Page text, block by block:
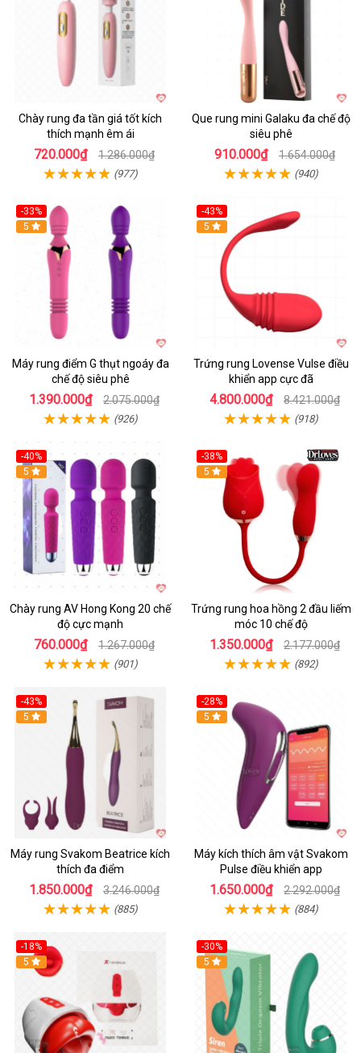
Chày rung đa tần giá tốt kích
thích mạnh êm ái
720.000₫ 1.286.000₫
(977)
Que rung mini Galaku đa chế độ
siêu phê
910.000₫ 1.654.000₫
(940)
-33%
Hot
5
Máy rung điểm G thụt ngoáy đa
chế độ siêu phê
1.390.000₫ 2.075.000₫
(926)
-43%
Hot
5
Trứng rung Lovense Vulse điều
khiển app cực đã
4.800.000₫ 8.421.000₫
(918)
-40%
5
Chày rung AV Hong Kong 20 chế
độ cực mạnh
760.000₫ 1.267.000₫
(901)
-38%
Hot
5
Trứng rung hoa hồng 2 đầu liếm
móc 10 chế độ
1.350.000₫ 2.177.000₫
(892)
-43%
Hot
5
Máy rung Svakom Beatrice kích
thích đa điểm
1.850.000₫ 3.246.000₫
(885)
-28%
Hot
5
Máy kích thích âm vật Svakom
Pulse điều khiển app
1.650.000₫ 2.292.000₫
(884)
-18%
Hot
5
-30%
Hot
5